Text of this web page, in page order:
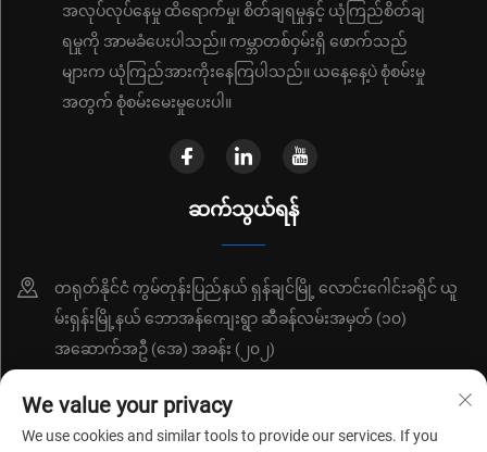
အလုပ်လုပ်နေမှု ထိရောက်မှု၊ စိတ်ချရမှုနှင့် ယုံကြည်စိတ်ချ
ရမှုကို အာမခံပေးပါသည်။ ကမ္ဘာတစ်ဝှမ်းရှိ ဖောက်သည်
များက ယုံကြည်အားကိုးနေကြပါသည်။ ယနေ့နေ့ပဲ စုံစမ်းမှု
အတွက် စုံစမ်းမေးမှုပေးပါ။
ဆက်သွယ်ရန်
တရုတ်နိုင်ငံ ကွမ်တုန်းပြည်နယ် ရှန်ချင်မြို့ လောင်းဂေါင်းခရိုင် ယူ
မ်းရှန်းမြို့နယ် ဘောအန်ကျေးရွာ ဆီခန်လမ်းအမှတ် (၁၀)
အဆောက်အဦ (အေ) အခန်း (၂၀၂)
+86-18214652676
[email protected]
We value your privacy
We use cookies and similar tools to provide our services. If you